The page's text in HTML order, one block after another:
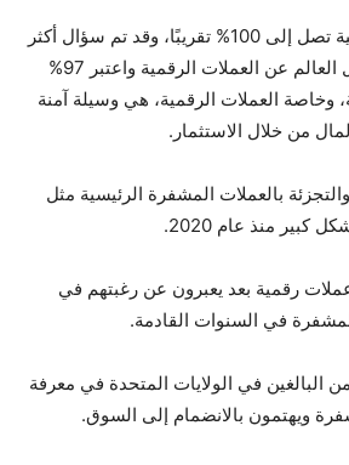
الثقة في العملات الرقمية تصل إلى 100% تقريبًا، وقد تم سؤال أكثر
من 60 ألف مشارك حول العالم عن العملات الرقمية واعتبر 97%
وخاصة العملات الرقمية، هي وسيلة آمنة
من خلال الاستثمار.
بالعملات المشفرة الرئيسية مثل
عملات رقمية بعد يعبرون عن رغبتهم في
في السنوات القادمة.
يرغب 63% من البالغين في الولايات المتحدة في معرفة
ويهتمون بالانضمام إلى السوق.